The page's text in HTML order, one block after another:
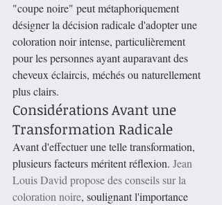
"coupe noire" peut métaphoriquement
désigner la décision radicale d'adopter une
coloration noir intense, particulièrement
pour les personnes ayant auparavant des
cheveux éclaircis, méchés ou naturellement
plus clairs.
Considérations Avant une
Transformation Radicale
Avant d'effectuer une telle transformation,
plusieurs facteurs méritent réflexion. Jean
Louis David propose des conseils sur la
coloration noire, soulignant l'importance